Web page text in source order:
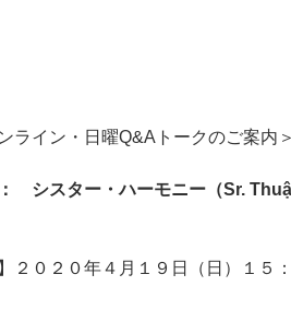
ライン・日曜Q&Aトークのご案内
　シスター・ハーモニー（Sr.
】‪２０２０年４月１９日（日）１５